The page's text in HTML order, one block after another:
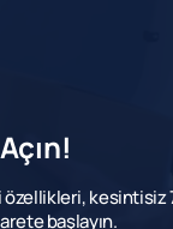
özellikleri,
başlayın.